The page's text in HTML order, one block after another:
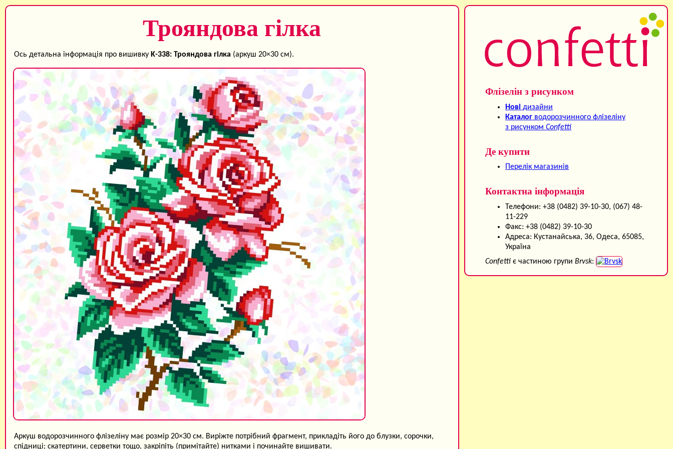
Трояндова гілка
Ось детальна інформація про вишивку K-338: Трояндова гілка (аркуш 20×30 см).
Аркуш водорозчинного флізеліну має розмір 20×30 см. Виріжте потрібний фрагмент, прикладіть його до блузки, сорочки,
спідниці; скатертини, серветки тощо, закріпіть (примітайте) нитками і починайте вишивати.
Флізелін з рисунком
Нові дизайни
Каталог водорозчинного флізеліну
з рисункомConfetti
Де купити
Перелік магазинів
Контактна інформація
Телефони: +38 (0482) 39-10-30, (067) 48-
11-229
Факс: +38 (0482) 39-10-30
Адреса: Кустанайська, 36, Одеса, 65085,
Україна
Confetti є частиною групиBrvsk: